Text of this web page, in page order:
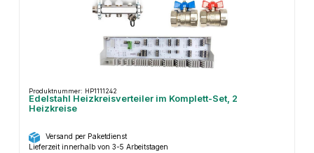
Produktnummer: HP1111242
Edelstahl Heizkreisverteiler im Komplett-Set, 2
Heizkreise
Versand per Paketdienst
Lieferzeit innerhalb von 3-5 Arbeitstagen